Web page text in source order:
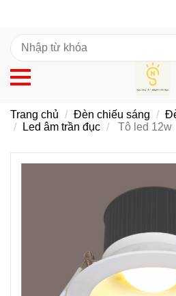
Trang chủ Đèn chiếu sáng
Led âm trần đục
Tô led 12w